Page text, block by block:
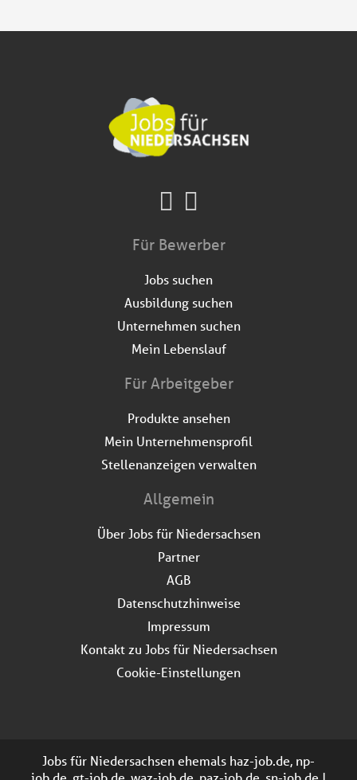
Für Bewerber
Jobs suchen
Ausbildung suchen
Unternehmen suchen
Mein Lebenslauf
Für Arbeitgeber
Produkte ansehen
Mein Unternehmensprofil
Stellenanzeigen verwalten
Allgemein
Über Jobs für Niedersachsen
Partner
AGB
Datenschutzhinweise
Impressum
Kontakt zu Jobs für Niedersachsen
Cookie-Einstellungen
Jobs für Niedersachsen ehemals haz-job.de, np-